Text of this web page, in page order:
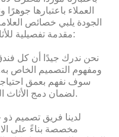
العملاء باعتبارها
الجودة يلبي خصائص
مقدمة تفصيلية للأثاث الذي نقوم بتوريده لفنادق عملائنا:
نحن ندرك جيدًا أن كل فندق
ومفهوم التصميم الخاص به.
سوف نفهم بعمق
لضمان دمج الأثاث المقدم بشكل مثالي مع أجواء الفندق.
لدينا فريق تصميم
مخصصة بناءً على